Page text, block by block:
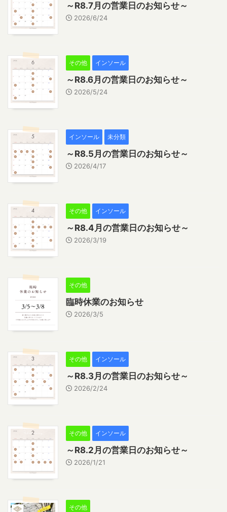
～R8.7月の営業日のお知らせ～
2026/6/24
その他 インソール
～R8.6月の営業日のお知らせ～
2026/5/24
インソール 未分類
～R8.5月の営業日のお知らせ～
2026/4/17
その他 インソール
～R8.4月の営業日のお知らせ～
2026/3/19
その他
臨時休業のお知らせ
2026/3/5
その他 インソール
～R8.3月の営業日のお知らせ～
2026/2/24
その他 インソール
～R8.2月の営業日のお知らせ～
2026/1/21
その他